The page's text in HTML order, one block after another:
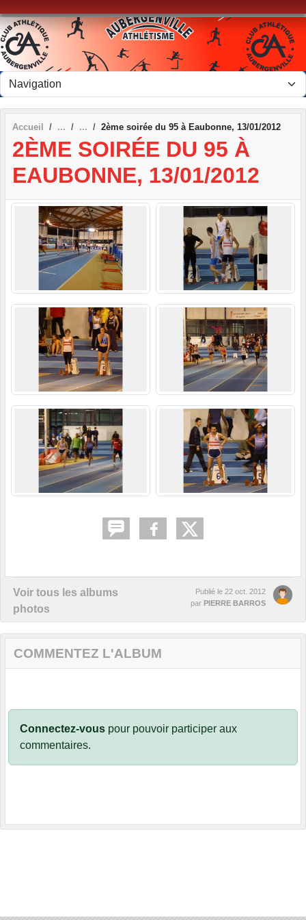
Accueil 2ème soirée du 95 à Eaubonne, 13/01/2012
2ÈME SOIRÉE DU 95 À
EAUBONNE, 13/01/2012
Voir tous les albums
photos
Publié le 22 oct. 2012
par PIERRE BARROS
COMMENTEZ L'ALBUM
Connectez-vous pour pouvoir participer aux
commentaires.